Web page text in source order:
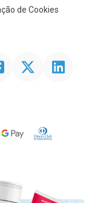
de Cookies
Twitter Linkedin
Google PayDiners Club